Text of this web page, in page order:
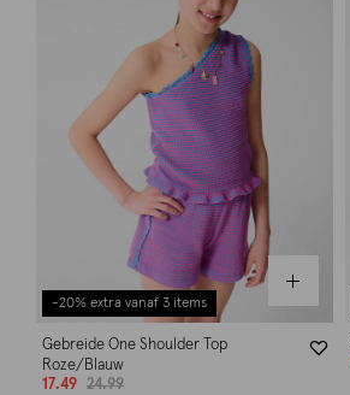
-20% extra vanaf 3 items
Gebreide One Shoulder Top
Roze/Blauw
17.49
24.99